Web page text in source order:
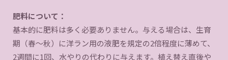
肥料について：
基本的に肥料は多く必要ありません。与える場合は、生育
期（春〜秋）に洋ラン用の液肥を規定の2倍程度に薄めて、
2週間に1回、水やりの代わりに与えます。植え替え直後や